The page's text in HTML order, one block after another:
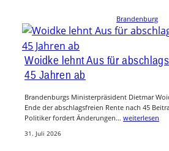
Brandenburg
Woidke lehnt Aus für
45 Jahren ab
Brandenburgs Ministerpräsident Dietmar
Ende der abschlagsfreien Rente nach 45
Politiker fordert Änderungen… weiterlesen
31. Juli 2026